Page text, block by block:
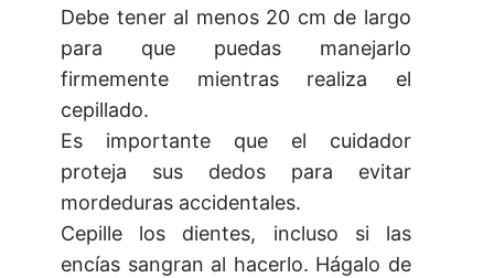
Debe tener al menos 20 cm de largo
para que puedas manejarlo
firmemente mientras realiza el
cepillado.
Es importante que el cuidador
proteja sus dedos para evitar
mordeduras accidentales.
Cepille los dientes, incluso si las
encías sangran al hacerlo. Hágalo de